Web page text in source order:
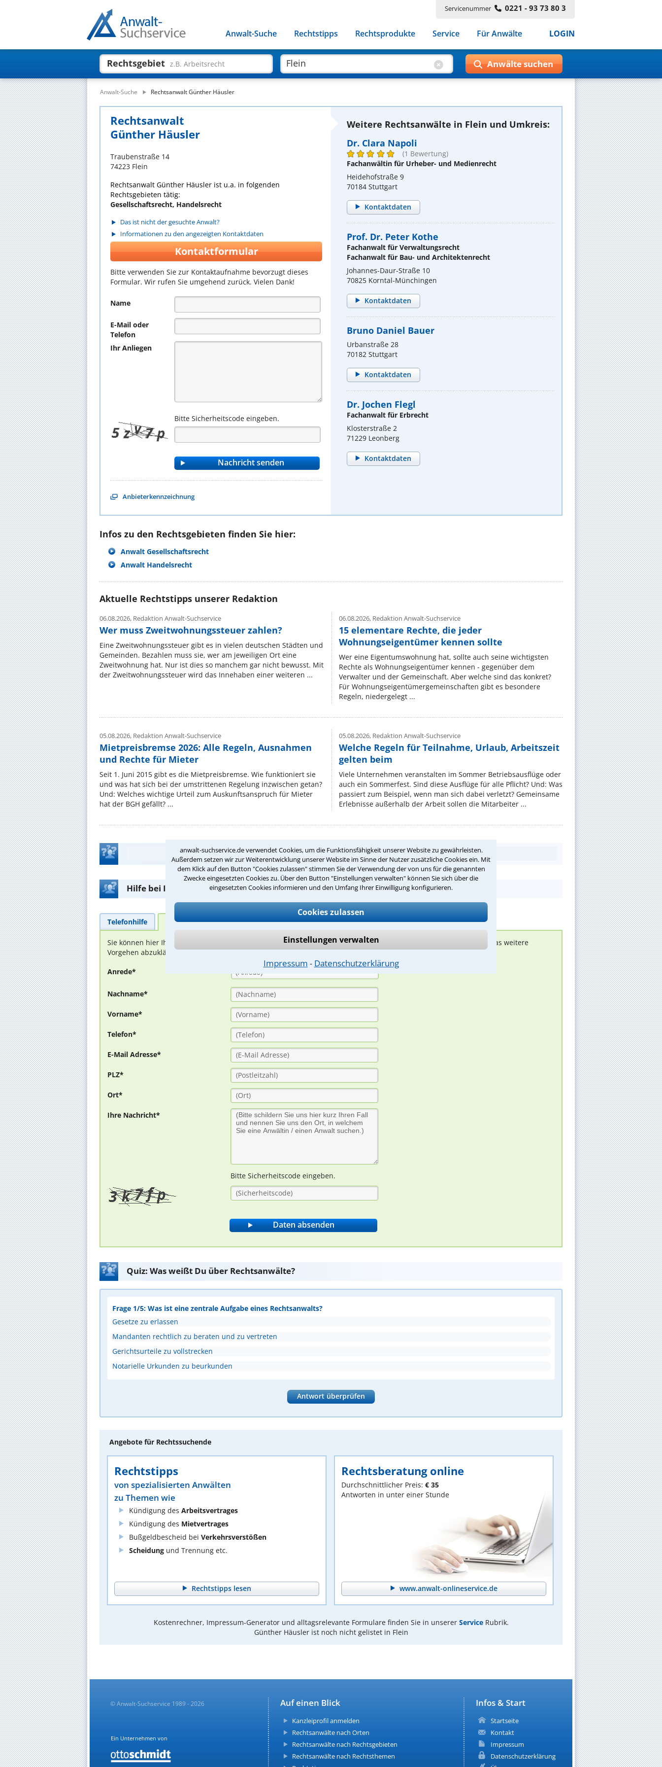
anwalt-suchservice.de verwendet Cookies, um die Funktionsfähigkeit unserer Website zu gewährleisten.
Außerdem setzen wir zur Weiterentwicklung unserer Website im Sinne der Nutzer zusätzliche Cookies ein. Mit
dem Klick auf den Button "Cookies zulassen" stimmen Sie der Verwendung der von uns für die genannten
Zwecke eingesetzten Cookies zu. Über den Button "Einstellungen verwalten" können Sie sich über die
eingesetzten Cookies informieren und den Umfang Ihrer Einwilligung konfigurieren.
Cookies zulassen
Einstellungen verwalten
Impressum ⁃ Datenschutzerklärung
Servicenummer 0221 - 93 73 80 3
Anwalt-Suche Rechtstipps Rechtsprodukte Service Für Anwälte LOGIN
Rechtsgebiet z.B. Arbeitsrecht
Anwalt-Suche Rechtsanwalt Günther Häusler
Rechtsanwalt
Günther Häusler
Traubenstraße 14
74223 Flein
Rechtsanwalt Günther Häusler ist u.a. in folgenden
Rechtsgebieten tätig:
Gesellschaftsrecht, Handelsrecht
Das ist nicht der gesuchte Anwalt?
Informationen zu den angezeigten Kontaktdaten
Kontaktformular
Bitte verwenden Sie zur Kontaktaufnahme bevorzugt dieses
Formular. Wir rufen Sie umgehend zurück. Vielen Dank!
Name
E-Mail oder
Telefon
Ihr Anliegen
Bitte Sicherheitscode eingeben.
Anbieterkennzeichnung
Weitere Rechtsanwälte in Flein und Umkreis:
Dr. Clara Napoli
(1 Bewertung)
Fachanwältin für Urheber- und Medienrecht
Heidehofstraße 9
70184 Stuttgart
Kontaktdaten
Prof. Dr. Peter Kothe
Fachanwalt für Verwaltungsrecht
Fachanwalt für Bau- und Architektenrecht
Johannes-Daur-Straße 10
70825 Korntal-Münchingen
Kontaktdaten
Bruno Daniel Bauer
Urbanstraße 28
70182 Stuttgart
Kontaktdaten
Dr. Jochen Flegl
Fachanwalt für Erbrecht
Klosterstraße 2
71229 Leonberg
Kontaktdaten
Infos zu den Rechtsgebieten finden Sie hier:
Anwalt Gesellschaftsrecht
Anwalt Handelsrecht
Aktuelle Rechtstipps unserer Redaktion
06.08.2026, Redaktion Anwalt-Suchservice
Wer muss Zweitwohnungssteuer zahlen?
Eine Zweitwohnungssteuer gibt es in vielen deutschen Städten und
Gemeinden. Bezahlen muss sie, wer am jeweiligen Ort eine
Zweitwohnung hat. Nur ist dies so manchem gar nicht bewusst. Mit
der Zweitwohnungssteuer wird das Innehaben einer weiteren ...
06.08.2026,Redaktion Anwalt-Suchservice
15 elementare Rechte, die jeder
Wohnungseigentümer kennen sollte
Wer eine Eigentumswohnung hat, sollte auch seine wichtigsten
Rechte als Wohnungseigentümer kennen - gegenüber dem
Verwalter und der Gemeinschaft. Aber welche sind das konkret?
Für Wohnungseigentümergemeinschaften gibt es besondere
Regeln, niedergelegt ...
05.08.2026, Redaktion Anwalt-Suchservice
Mietpreisbremse 2026: Alle Regeln, Ausnahmen
und Rechte für Mieter
Seit 1. Juni 2015 gibt es die Mietpreisbremse. Wie funktioniert sie
und was hat sich bei der umstrittenen Regelung inzwischen getan?
Und: Welches wichtige Urteil zum Auskunftsanspruch für Mieter
hat der BGH gefällt? ...
05.08.2026,Redaktion Anwalt-Suchservice
Welche Regeln für Teilnahme, Urlaub, Arbeitszeit
gelten beim
Viele Unternehmen veranstalten im Sommer Betriebsausflüge oder
auch ein Sommerfest. Sind diese Ausflüge für alle Pflicht? Und: Was
passiert zum Beispiel, wenn man sich dabei verletzt? Gemeinsame
Erlebnisse außerhalb der Arbeit sollen die Mitarbeiter ...
Teste Dein Rechtswissen
Hilfe bei Ihrer Anwaltsuche?
Telefonhilfe Beratungsanfrage
Sie können hier Ihren Fall schildern. Anschließend werden sich spezialisierte Rechtsanwälte bei Ihnen melden, um das weitere
Vorgehen abzuklären. Die Rückmeldung durch einen Anwalt ist für Sie kostenlos.
Anrede* (Anrede)
Nachname*
Vorname*
Telefon*
E-Mail Adresse*
PLZ*
Ort*
Ihre Nachricht*
Bitte Sicherheitscode eingeben.
Quiz: Was weißt Du über Rechtsanwälte?
Frage 1/5: Was ist eine zentrale Aufgabe eines Rechtsanwalts?
Gesetze zu erlassen
Mandanten rechtlich zu beraten und zu vertreten
Gerichtsurteile zu vollstrecken
Notarielle Urkunden zu beurkunden
Antwort überprüfen
Angebote für Rechtssuchende
Rechtstipps
von spezialisierten Anwälten
zu Themen wie
Kündigung des Arbeitsvertrages
Kündigung des Mietvertrages
Bußgeldbescheid bei Verkehrsverstößen
Scheidung und Trennung etc.
Rechtstipps lesen
Rechtsberatung online
Durchschnittlicher Preis: € 35
Antworten in unter einer Stunde
www.anwalt-onlineservice.de
Kostenrechner, Impressum-Generator und alltagsrelevante Formulare finden Sie in unserer ServiceRubrik.
Günther Häusler ist noch nicht gelistet in Flein
Infos & Start
Startseite
Kontakt
Impressum
Datenschutzerklärung
Auf einen Blick
Kanzleiprofil anmelden
Rechtsanwälte nach Orten
Rechtsanwälte nach Rechtsgebieten
Rechtsanwälte nach Rechtsthemen
© Anwalt-Suchservice 1989 - 2026
Ein Unternehmen von